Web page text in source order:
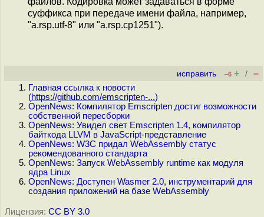
суффикса при передаче имени файла, например,
"a.rsp.utf-8" или "a.rsp.cp1251").
исправить –6 + / –
Главная ссылка к новости
(https://github.com/emscripten-...)
OpenNews: Компилятор Emscripten достиг возможности
собственной пересборки
OpenNews: Увидел свет Emscripten 1.4, компилятор
байткода LLVM в JavaScript-представление
OpenNews: W3C придал WebAssembly статус
рекомендованного стандарта
OpenNews: Запуск WebAssembly runtime как модуля
ядра Linux
OpenNews: Доступен Wasmer 2.0, инструментарий для
создания приложений на базе WebAssembly
Лицензия: CC BY 3.0